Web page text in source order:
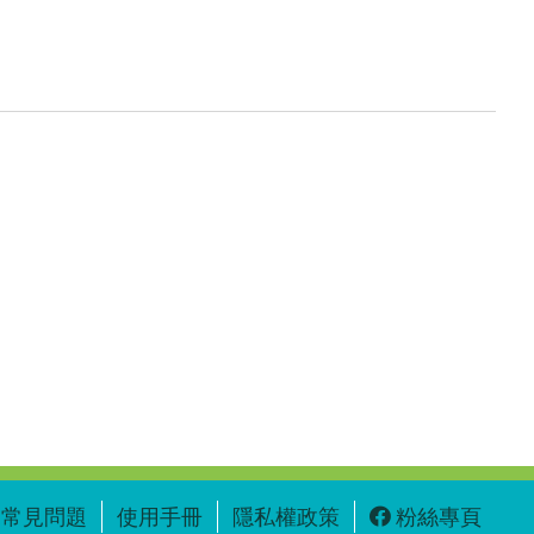
常見問題 使用手冊 隱私權政策 粉絲專頁